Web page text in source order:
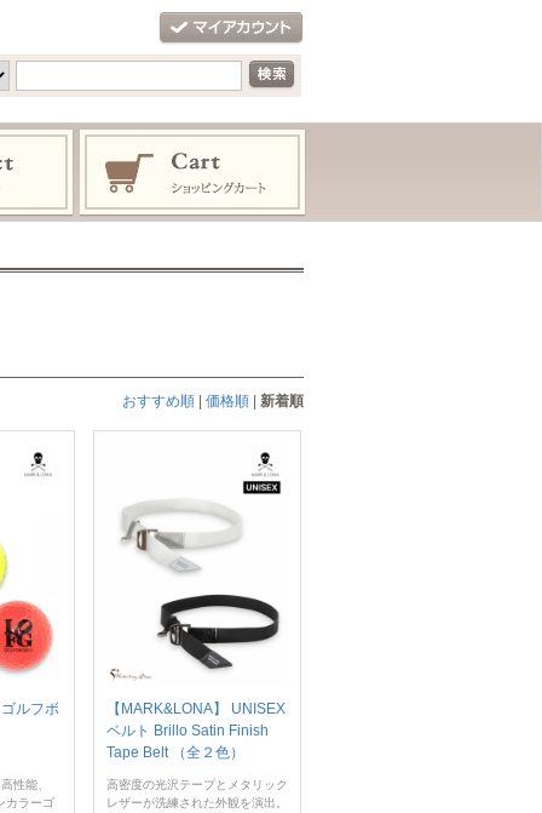
おすすめ順 価格順 新着順
ゴルフボ
性能、
カラーゴ
【MARK&LONA】 UNISEX
ベルト Brillo Satin Finish
Tape Belt （全２色）
高密度の光沢テープとメタリック
レザーが洗練された外観を演出。